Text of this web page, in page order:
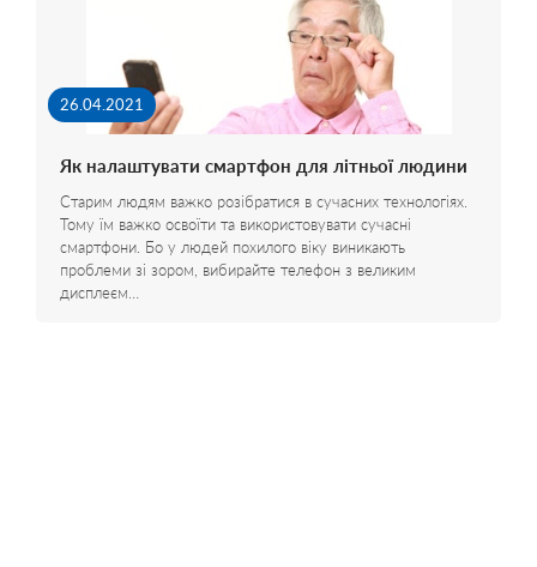
26.04.2021
Як налаштувати смартфон для літньої людини
Старим людям важко розібратися в сучасних технологіях.
Тому їм важко освоїти та використовувати сучасні
смартфони. Бо у людей похилого віку виникають
проблеми зі зором, вибирайте телефон з великим
дисплеєм…